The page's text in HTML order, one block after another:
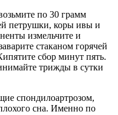
по 30 грамм
петрушки, коры ивы и
измельчите и
стаканом горячей
сбор минут пять.
трижды в сутки
спондилоартрозом,
сна. Именно по